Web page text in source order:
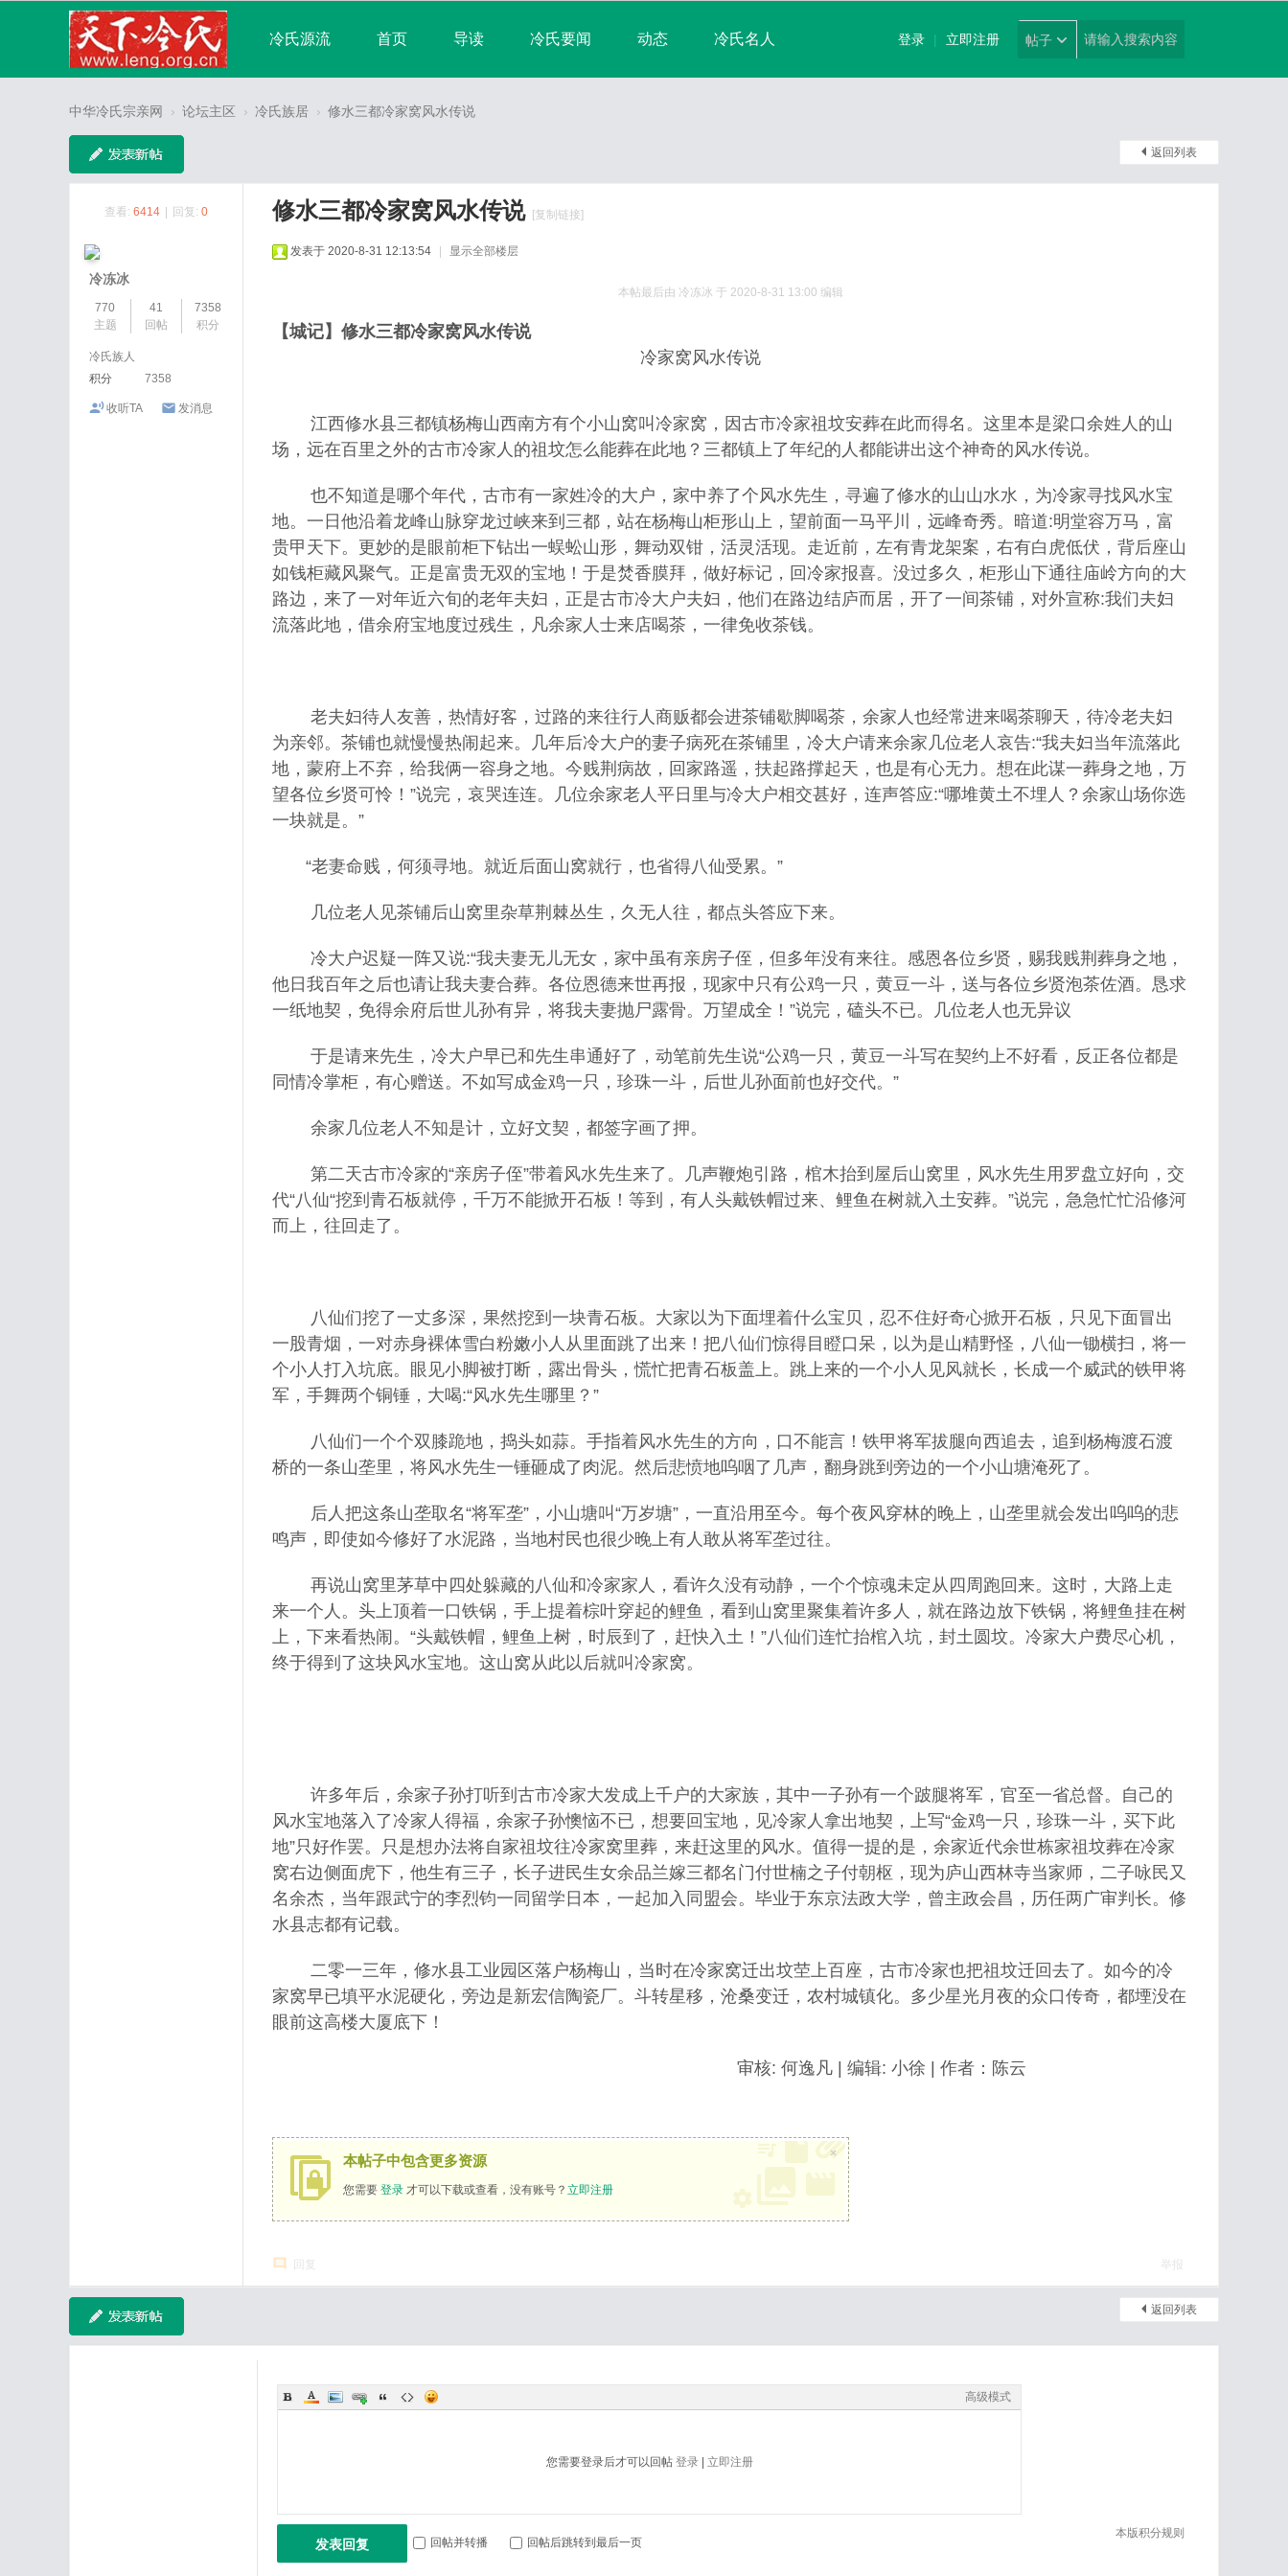
冷氏源流 首页 导读 冷氏要闻 动态 冷氏名人 帖子
登录 | 立即注册
中华冷氏宗亲网 › 论坛主区 › 冷氏族居 › 修水三都冷家窝风水传说
返回列表
查看: 6414 回复: 0 修水三都冷家窝风水传说 [复制链接]
冷冻冰
770
主题
41
回帖
7358
积分
冷氏族人
积分
7358
收听TA 发消息
发表于 2020-8-31 12:13:54 显示全部楼层
本帖最后由 冷冻冰 于 2020-8-31 13:00 编辑
【城记】修水三都冷家窝风水传说
冷家窝风水传说
江西修水县三都镇杨梅山西南方有个小山窝叫冷家窝，因古市冷家祖坟安葬在此而得名。这里本是梁口余姓人的山
场，远在百里之外的古市冷家人的祖坟怎么能葬在此地？三都镇上了年纪的人都能讲出这个神奇的风水传说。
也不知道是哪个年代，古市有一家姓冷的大户，家中养了个风水先生，寻遍了修水的山山水水，为冷家寻找风水宝
地。一日他沿着龙峰山脉穿龙过峡来到三都，站在杨梅山柜形山上，望前面一马平川，远峰奇秀。暗道:明堂容万马，富
贵甲天下。更妙的是眼前柜下钻出一蜈蚣山形，舞动双钳，活灵活现。走近前，左有青龙架案，右有白虎低伏，背后座山
如钱柜藏风聚气。正是富贵无双的宝地！于是焚香膜拜，做好标记，回冷家报喜。 没过多久，柜形山下通往庙岭方向的大
路边，来了一对年近六旬的老年夫妇，正是古市冷大户夫妇，他们在路边结庐而居，开了一间茶铺，对外宣称:我们夫妇
流落此地，借余府宝地度过残生，凡余家人士来店喝茶，一律免收茶钱。
老夫妇待人友善，热情好客，过路的来往行人商贩都会进茶铺歇脚喝茶，余家人也经常进来喝茶聊天，待冷老夫妇
为亲邻。茶铺也就慢慢热闹起来。
几年后冷大户的妻子病死在茶铺里，冷大户请来余家几位老人哀告:“我夫妇当年流落此
地，蒙府上不弃，给我俩一容身之地。今贱荆病故，回家路遥，扶起路撑起天，也是有心无力。想在此谋一葬身之地，万
望各位乡贤可怜！”说完，哀哭连连。几位余家老人平日里与冷大户相交甚好，连声答应:“哪堆黄土不埋人？余家山场你选
一块就是。”
“老妻命贱，何须寻地。就近后面山窝就行，也省得八仙受累。”
几位老人见茶铺后山窝里杂草荆棘丛生，久无人往，都点头答应下来。
冷大户迟疑一阵又说:“我夫妻无儿无女，家中虽有亲房子侄，但多年没有来往。感恩各位乡贤，赐我贱荆葬身之地，
他日我百年之后也请让我夫妻合葬。各位恩德来世再报，现家中只有公鸡一只，黄豆一斗，送与各位乡贤泡茶佐酒。恳求
一纸地契，免得余府后世儿孙有异，将我夫妻抛尸露骨。万望成全！”说完，磕头不已。几位老人也无异议
于是请来先生，冷大户早已和先生串通好了，动笔前先生说“公鸡一只，黄豆一斗写在契约上不好看，反正各位都是
同情冷掌柜，有心赠送。不如写成金鸡一只，珍珠一斗，后世儿孙面前也好交代。”
余家几位老人不知是计，立好文契，都签字画了押。
第二天古市冷家的“亲房子侄”带着风水先生来了。几声鞭炮引路，棺木抬到屋后山窝里，风水先生用罗盘立好向，交
代“八仙“挖到青石板就停，千万不能掀开石板！等到，有人头戴铁帽过来、鲤鱼在树就入土安葬。”说完，急急忙忙沿修河
而上，往回走了。
八仙们挖了一丈多深，果然挖到一块青石板。大家以为下面埋着什么宝贝，忍不住好奇心掀开石板，只见下面冒出
一股青烟，一对赤身裸体雪白粉嫩小人从里面跳了出来！把八仙们惊得目瞪口呆，以为是山精野怪，八仙一锄横扫，将一
个小人打入坑底。眼见小脚被打断，露出骨头，慌忙把青石板盖上。跳上来的一个小人见风就长，长成一个威武的铁甲将
军，手舞两个铜锤，大喝:“风水先生哪里？”
八仙们一个个双膝跪地，捣头如蒜。手指着风水先生的方向，口不能言！铁甲将军拔腿向西追去，追到杨梅渡石渡
桥的一条山垄里，将风水先生一锤砸成了肉泥。然后悲愤地呜咽了几声，翻身跳到旁边的一个小山塘淹死了。
后人把这条山垄取名“将军垄”，小山塘叫“万岁塘”，一直沿用至今。每个夜风穿林的晚上，山垄里就会发出呜呜的悲
鸣声，即使如今修好了水泥路，当地村民也很少晚上有人敢从将军垄过往。
再说山窝里茅草中四处躲藏的八仙和冷家家人，看许久没有动静，一个个惊魂未定从四周跑回来。这时，大路上走
来一个人。头上顶着一口铁锅，手上提着棕叶穿起的鲤鱼，看到山窝里聚集着许多人，就在路边放下铁锅，将鲤鱼挂在树
上，下来看热闹。“头戴铁帽，鲤鱼上树，时辰到了，赶快入土！”八仙们连忙抬棺入坑，封土圆坟。冷家大户费尽心机，
终于得到了这块风水宝地。这山窝从此以后就叫冷家窝。
许多年后，余家子孙打听到古市冷家大发成上千户的大家族，其中一子孙有一个跛腿将军，官至一省总督。自己的
风水宝地落入了冷家人得福，余家子孙懊恼不已，想要回宝地，见冷家人拿出地契，上写“金鸡一只，珍珠一斗，买下此
地”只好作罢。只是想办法将自家祖坟往冷家窝里葬，来赶这里的风水。值得一提的是，余家近代余世栋家祖坟葬在冷家
窝右边侧面虎下，他生有三子，长子进民生女余品兰嫁三都名门付世楠之子付朝枢，现为庐山西林寺当家师，二子咏民又
名余杰，当年跟武宁的李烈钧一同留学日本，一起加入同盟会。毕业于东京法政大学，曾主政会昌，历任两广审判长。修
水县志都有记载。
二零一三年，修水县工业园区落户杨梅山，当时在冷家窝迁出坟茔上百座，古市冷家也把祖坟迁回去了。如今的冷
家窝早已填平水泥硬化，旁边是新宏信陶瓷厂。斗转星移，沧桑变迁，农村城镇化。多少星光月夜的众口传奇，都堙没在
眼前这高楼大厦底下！
审核: 何逸凡 | 编辑: 小徐 | 作者：陈云
本帖子中包含更多资源
您需要 登录 才可以下载或查看，没有账号？ 立即注册
×
回复 举报
返回列表
高级模式
您需要登录后才可以回帖 登录| 立即注册
本版积分规则
发表回复 回帖并转播 回帖后跳转到最后一页